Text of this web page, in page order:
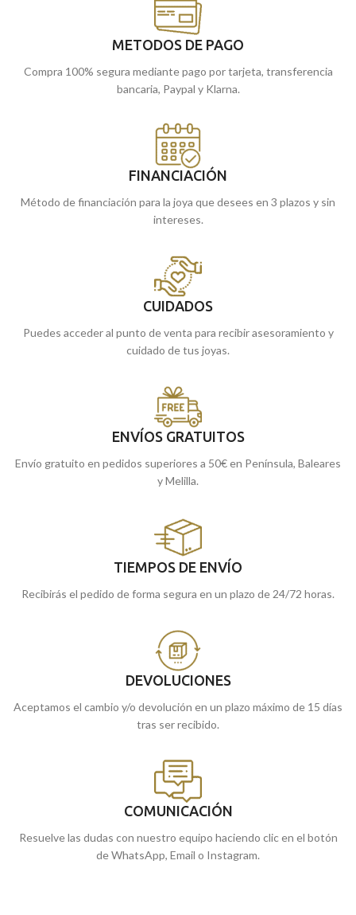
METODOS DE PAGO
Compra 100% segura mediante pago por tarjeta, transferencia
bancaria, Paypal y Klarna.
FINANCIACIÓN
Método de financiación para la joya que desees en 3 plazos y sin
intereses.
CUIDADOS
Puedes acceder al punto de venta para recibir asesoramiento y
cuidado de tus joyas.
ENVÍOS GRATUITOS
Envío gratuito en pedidos superiores a 50€ en Península, Baleares
y Melilla.
TIEMPOS DE ENVÍO
Recibirás el pedido de forma segura en un plazo de 24/72 horas.
DEVOLUCIONES
Aceptamos el cambio y/o devolución en un plazo máximo de 15 días
tras ser recibido.
COMUNICACIÓN
Resuelve las dudas con nuestro equipo haciendo clic en el botón
de WhatsApp, Email o Instagram.